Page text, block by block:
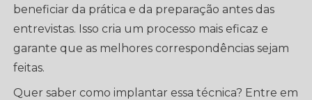
beneficiar da prática e da preparação antes das
entrevistas. Isso cria um processo mais eficaz e
garante que as melhores correspondências sejam
feitas.
Quer saber como implantar essa técnica? Entre em